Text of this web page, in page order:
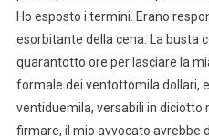
Ho esposto i termini. Erano
esorbitante della cena. La busta
quarantotto ore per lasciare la
formale dei ventottomila dollari,
ventiduemila, versabili in diciotto
firmare, il mio avvocato avrebbe